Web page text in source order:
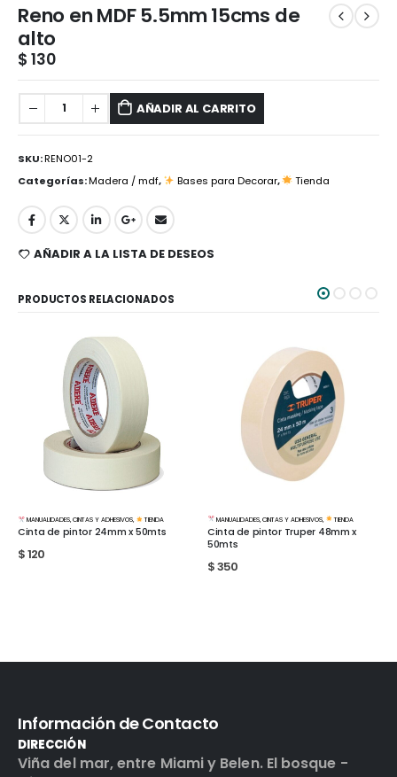
Reno en MDF 5.5mm 15cms de
alto
$ 130
AÑADIR AL CARRITO
SKU:RENO01-2
Categorías:Madera / mdf, Bases para Decorar, Tienda
AÑADIR A LA LISTA DE DESEOS
PRODUCTOS RELACIONADOS
,CINTAS Y ADHESIVOS, TIENDA
de pintor 24mm x 50mts
MANUALIDADES,CINTAS Y ADHESIVOS, TIENDA
Cinta de pintor Truper 48mm x
50mts
350
Información de Contacto
DIRECCIÓN
Viña del mar, entre Miami y Belen. El bosque -